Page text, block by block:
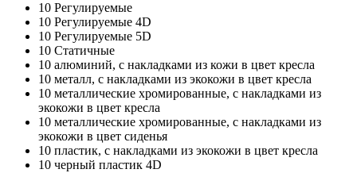
10 Регулируемые
10 Регулируемые 4D
10 Регулируемые 5D
10 Статичные
10 алюминий, с накладками из кожи в цвет кресла
10 металл, с накладками из экокожи в цвет кресла
10 металлические хромированные, с накладками из
экокожи в цвет кресла
10 металлические хромированные, с накладками из
экокожи в цвет сиденья
10 пластик, с накладками из экокожи в цвет кресла
10 черный пластик 4D